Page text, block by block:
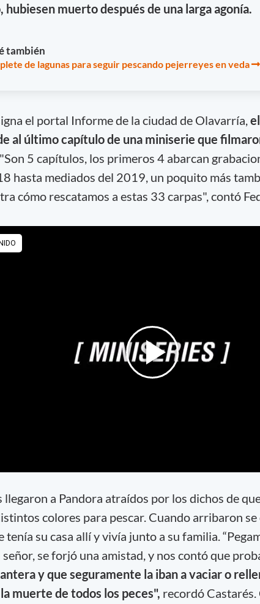
hubiesen muerto después de una larga agonía.
también
de lagunas para seguir pescando pejerreyes en veda
el portal Informe de la ciudad de Olavarría,
al último capítulo de una miniserie que
"Son 5 capítulos, los primeros 4 abarcan
hasta mediados del 2019, un poquito más
cómo rescatamos a estas 33 carpas", contó
llegaron a Pandora atraídos por los dichos de
colores para pescar. Cuando arribaron
tenía su casa allí y vivía junto a su familia.
señor, se forjó una amistad, y nos contó que
y que seguramente la iban a vaciar o
muerte de todos los peces", recordó